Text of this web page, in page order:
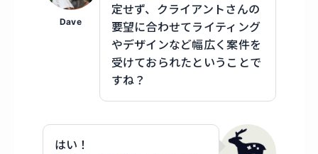
Dave
定せず、クライアントさんの
要望に合わせてライティング
やデザインなど幅広く案件を
受けておられたということで
すね？
はい！